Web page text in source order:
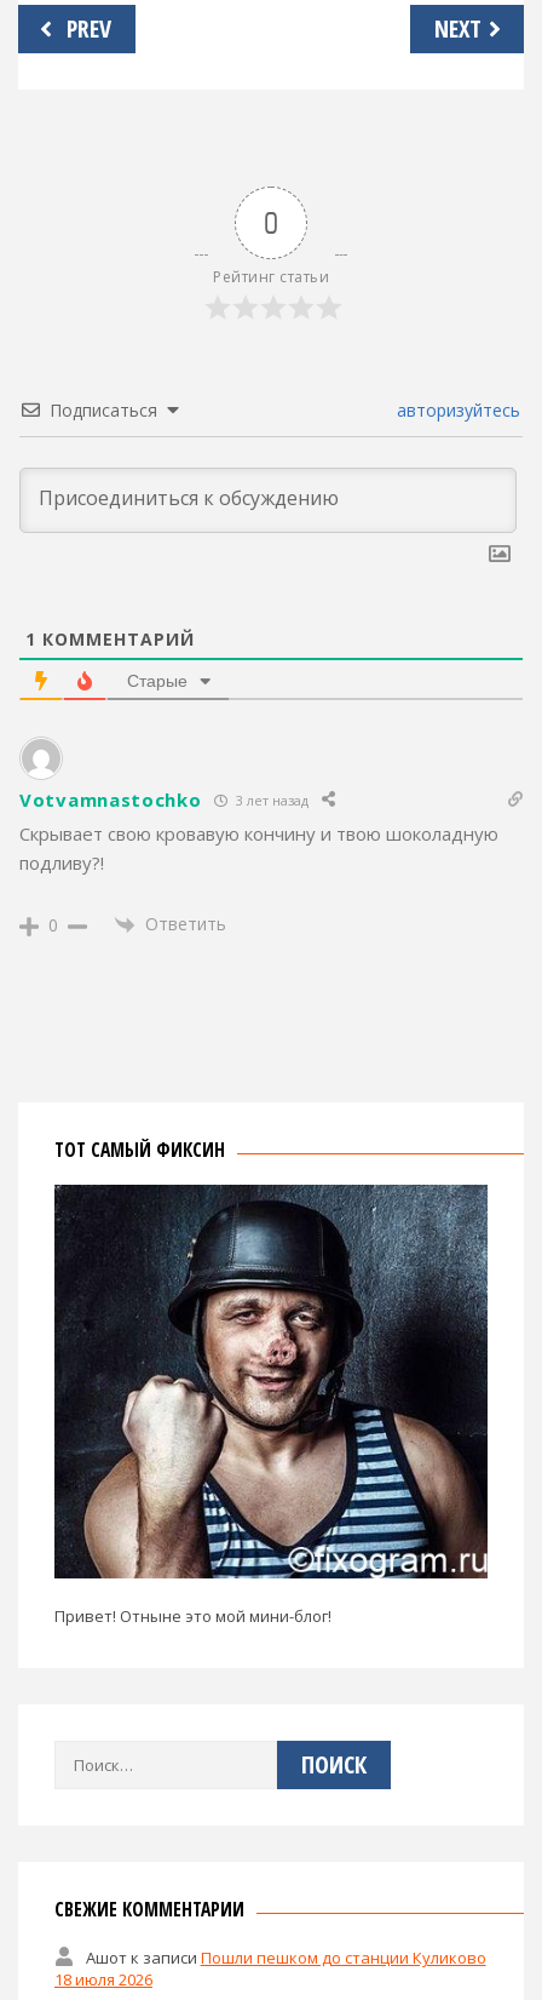
Навигация
по
PREV NEXT
0
Рейтинг статьи
Подписаться авторизуйтесь
1 КОММЕНТАРИЙ
Старые
Votvamnastochko 3 лет назад
Скрывает свою кровавую кончину и твою шоколадную
подливу?!
0 Ответить
ТОТ САМЫЙ ФИКСИН
Привет! Отныне это мой мини-блог!
Найти:
СВЕЖИЕ КОММЕНТАРИИ
Ашотк записи Пошли пешком до станции Куликово
18 июля 2026